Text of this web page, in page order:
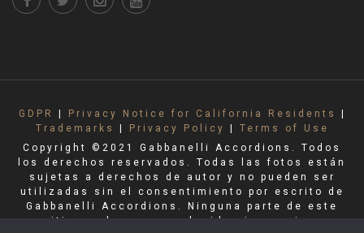
GDPR Privacy Notice for California Residents
Trademarks
Privacy Policy
Terms of Use
Copyright ©2021 Gabbanelli Accordions. Todos
los derechos reservados. Todas las fotos están
sujetas a derechos de autor y no pueden ser
utilizadas sin el consentimiento por escrito de
Gabbanelli Accordions. Ninguna parte de este
sitio puede ser reproducida sin permiso.